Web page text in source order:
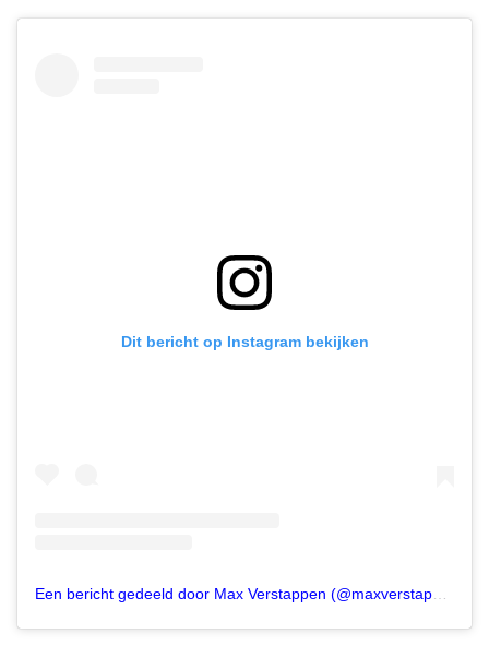
Dit bericht op Instagram bekijken